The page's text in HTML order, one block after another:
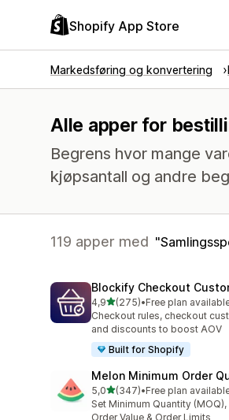
Shopify App Store
Markedsføring og konvertering
Alle apper for
Begrens hvor mange
kjøpsantall og andre
119 apper med
Blockify Checkout
4,9av 5 stjerner
(275)
Totalt 275 omtaler
•Free plan
Checkout rules, checkout
and discounts to boost AOV
Built for Shopify
Melon Minimum Order
5,0av 5 stjerner
(347)
Totalt 347 omtaler
•Free plan
Set Minimum Quantity
Order Value & Order Limits